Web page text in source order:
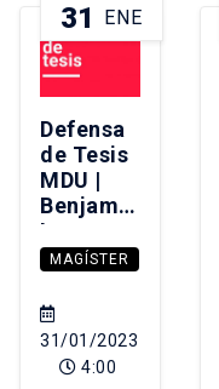
31 ENE
Defensa
de Tesis
MDU |
Benjamín
Lecaros
Sotomayor
MAGÍSTER
31/01/2023
4:00